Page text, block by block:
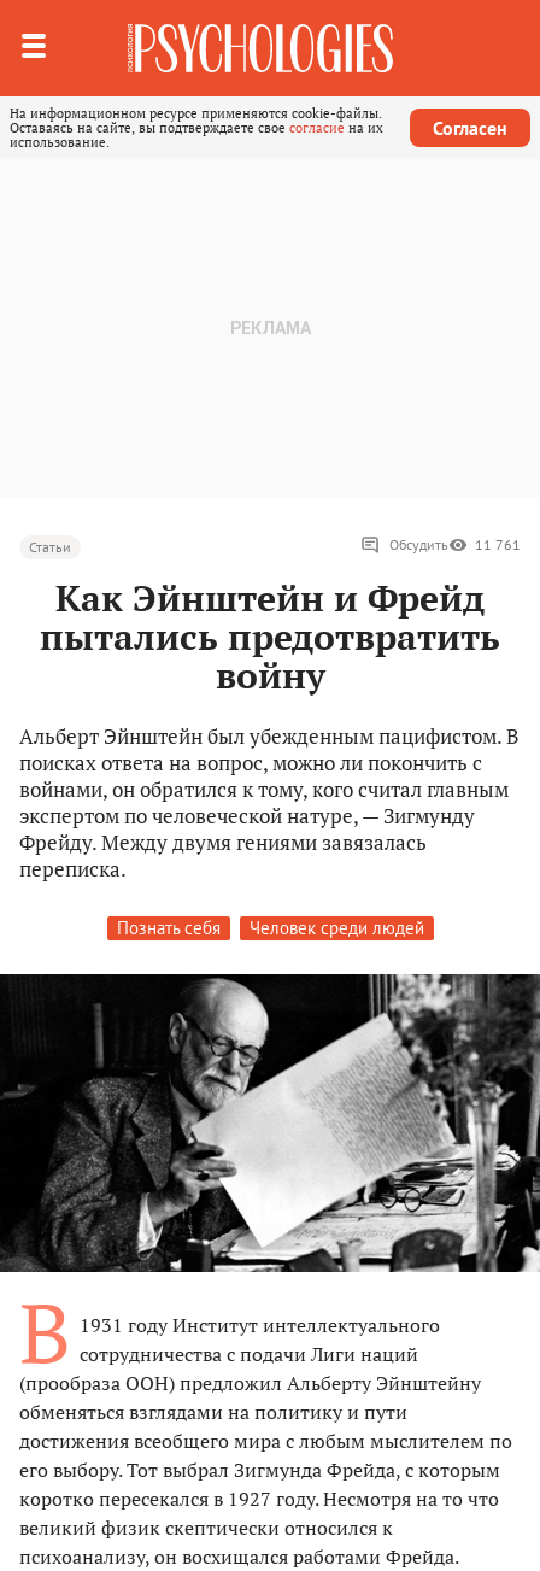
На информационном ресурсе применяются cookie-файлы.
Оставаясь на сайте, вы подтверждаете свое согласие на их
использование.
Согласен
Статьи Обсудить 11 761
Как Эйнштейн и Фрейд
пытались предотвратить
войну
Альберт Эйнштейн был убежденным пацифистом. В
поисках ответа на вопрос, можно ли покончить с
войнами, он обратился к тому, кого считал главным
экспертом по человеческой натуре, — Зигмунду
Фрейду. Между двумя гениями завязалась
переписка.
Познать себя Человек среди людей
В 1931 году Институт интеллектуального
сотрудничества с подачи Лиги наций
(прообраза ООН) предложил Альберту Эйнштейну
обменяться взглядами на политику и пути
достижения всеобщего мира с любым мыслителем по
его выбору. Тот выбрал Зигмунда Фрейда, с которым
коротко пересекался в 1927 году. Несмотря на то что
великий физик скептически относился к
психоанализу, он восхищался работами Фрейда.